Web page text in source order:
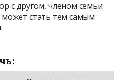
с другом, членом семьи
стать тем самым